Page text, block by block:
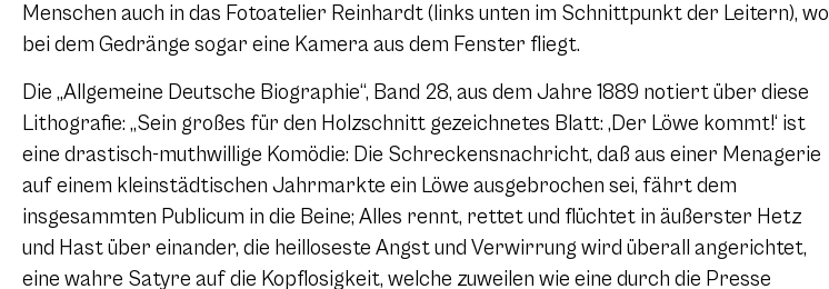
Menschen auch in das Fotoatelier Reinhardt (links unten im Schnittpunkt der Leitern), wo
bei dem Gedränge sogar eine Kamera aus dem Fenster fliegt.
Die „Allgemeine Deutsche Biographie“, Band 28, aus dem Jahre 1889 notiert über diese
Lithografie: „Sein großes für den Holzschnitt gezeichnetes Blatt: ‚Der Löwe kommt!‘ ist
eine drastisch-muthwillige Komödie: Die Schreckensnachricht, daß aus einer Menagerie
auf einem kleinstädtischen Jahrmarkte ein Löwe ausgebrochen sei, fährt dem
insgesammten Publicum in die Beine; Alles rennt, rettet und flüchtet in äußerster Hetz
und Hast über einander, die heilloseste Angst und Verwirrung wird überall angerichtet,
eine wahre Satyre auf die Kopflosigkeit, welche zuweilen wie eine durch die Presse